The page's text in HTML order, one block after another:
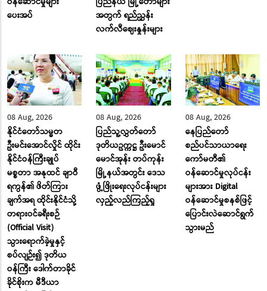
ပေးအပ်
အတွက် ရည်ညွှန်း
လက်လီဈေးနှုန်းများ
08 Aug, 2026
နိုင်ငံတော်သမ္မတ
ဦးမင်းအောင်လှိုင် ထိုင်း
နိုင်ငံဝန်ကြီးချုပ်
မစ္စတာ အနုထင် ချာဝီ
ရကွန်၏ ဖိတ်ကြား
ချက်အရ ထိုင်းနိုင်ငံသို့
တရားဝင်ခရီးစဉ်
(Official Visit)
သွားရောက်ခဲ့မှုနှင့်
စပ်လျဉ်း၍ ဒုတိယ
ဝန်ကြီး ဒေါက်တာခိုင်
ခိုင်စိုးက မီဒီယာ
08 Aug, 2026
ပြည်သူ့လွှတ်တော်
ဒုတိယဥက္ကဋ္ဌ ဦးမောင်
မောင်အုန်း တပ်ကုန်း
မြို့နယ်အတွင်း ဒေသ
ဖွံ့ဖြိုးရေးလုပ်ငန်းများ
လှည့်လည်ကြည့်ရှု
08 Aug, 2026
နေပြည်တော်
စည်ပင်သာယာရေး
ကော်မတီ၏
ဝန်ဆောင်မှုလုပ်ငန်း
များအား Digital
ဝန်ဆောင်မှုစနစ်ဖြင့်
ပြောင်းလဲဆောင်ရွက်
သွားမည်